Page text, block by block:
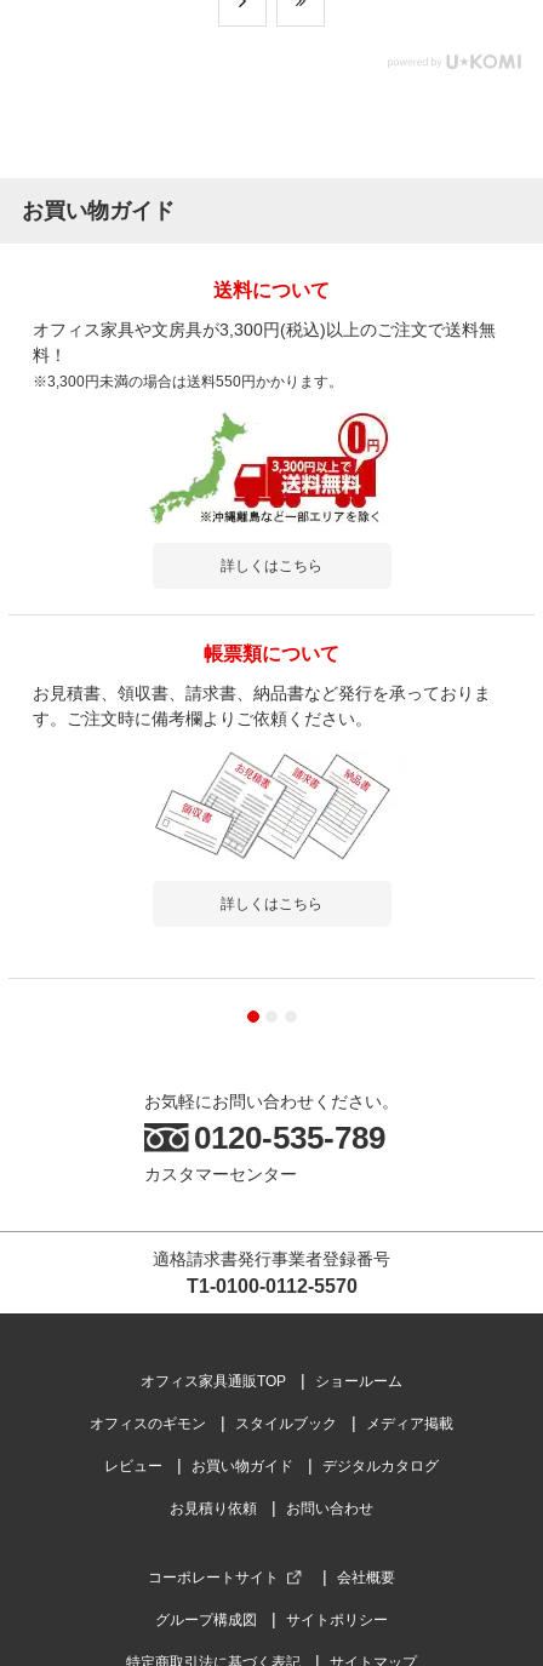
お買い物ガイド
送料について
オフィス家具や文房具が3,300円(税込)以上のご注文で送料無
料！
※3,300円未満の場合は送料550円かかります。
詳しくはこちら
帳票類について
お見積書、領収書、請求書、納品書など発行を承っておりま
す。ご注文時に備考欄よりご依頼ください。
詳しくはこちら
お気軽にお問い合わせください。
0120-535-789
カスタマーセンター
適格請求書発行事業者登録番号
T1-0100-0112-5570
オフィス家具通販TOP ショールーム
オフィスのギモン スタイルブック メディア掲載
レビュー お買い物ガイド デジタルカタログ
お見積り依頼 お問い合わせ
コーポレートサイト 会社概要
グループ構成図 サイトポリシー
特定商取引法に基づく表記 サイトマップ